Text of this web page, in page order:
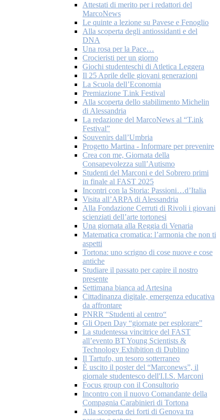
Attestati di merito per i redattori del
MarcoNews
Le quinte a lezione su Pavese e Fenoglio
Alla scoperta degli antiossidanti e del
DNA
Una rosa per la Pace…
Crocieristi per un giorno
Giochi studenteschi di Atletica Leggera
Il 25 Aprile delle giovani generazioni
La Scuola dell’Economia
Premiazione T.ink Festival
Alla scoperta dello stabilimento Michelin
di Alessandria
La redazione del MarcoNews al “T.ink
Festival”
Souvenirs dall’Umbria
Progetto Martina - Informare per prevenire
Crea con me, Giornata della
Consapevolezza sull’Autismo
Studenti del Marconi e del Sobrero primi
in finale al FAST 2025
Incontri con la Storia: Passioni…d’Italia
Visita all’ARPA di Alessandria
Alla Fondazione Cerruti di Rivoli i giovani
scienziati dell’arte tortonesi
Una giornata alla Reggia di Venaria
Matematica cromatica: l’armonia che non ti
aspetti
Tortona: uno scrigno di cose nuove e cose
antiche
Studiare il passato per capire il nostro
presente
Settimana bianca ad Artesina
Cittadinanza digitale, emergenza educativa
da affrontare
PNRR “Studenti al centro“
Gli Open Day “giornate per esplorare”
La studentessa vincitrice del FAST
all’evento BT Young Scientists &
Technology Exhibition di Dublino
Il Tartufo, un tesoro sotterraneo
È uscito il poster del “Marconews”, il
giornale studentesco dell'I.I.S. Marconi
Focus group con il Consultorio
Incontro con il nuovo Comandante della
Compagnia Carabinieri di Tortona
Alla scoperta dei forti di Genova tra